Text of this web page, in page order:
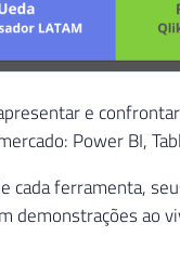
e
Power BI,
cada ferramenta,
demonstrações ao